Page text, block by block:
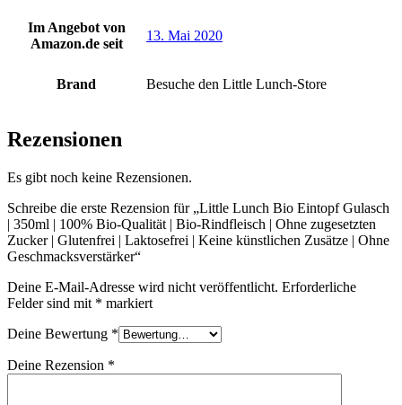
Im Angebot von
Amazon.de seit
13. Mai 2020
Brand Besuche den Little Lunch-Store
Rezensionen
Es gibt noch keine Rezensionen.
Schreibe die erste Rezension für „Little Lunch Bio Eintopf Gulasch
| 350ml | 100% Bio-Qualität | Bio-Rindfleisch | Ohne zugesetzten
Zucker | Glutenfrei | Laktosefrei | Keine künstlichen Zusätze | Ohne
Geschmacksverstärker“
Deine E-Mail-Adresse wird nicht veröffentlicht. Erforderliche
Felder sind mit * markiert
Deine Bewertung *
Deine Rezension *